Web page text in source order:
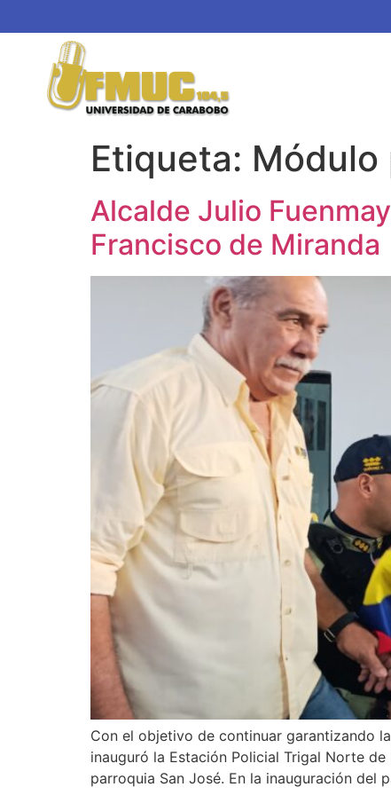
Etiqueta: Módulo
Alcalde Julio
Francisco de Miranda
Con el objetivo de continuar garantizando
inauguró la Estación Policial Trigal Norte
parroquia San José. En la inauguración del